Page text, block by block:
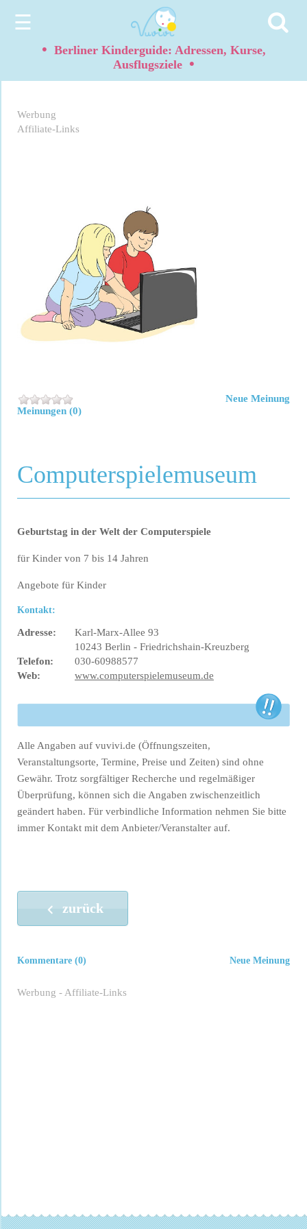
☰
• Berliner Kinderguide: Adressen, Kurse,
Ausflugsziele •
Werbung
Affiliate-Links
Meinungen (0)
Neue Meinung
Computerspielemuseum
Geburtstag in der Welt der Computerspiele
für Kinder von 7 bis 14 Jahren
Angebote für Kinder
Kontakt:
Adresse:
Karl-Marx-Allee 93
10243 Berlin - Friedrichshain-Kreuzberg
Telefon:
030-60988577
Web:
www.computerspielemuseum.de
Alle Angaben auf vuvivi.de (Öffnungszeiten,
Veranstaltungsorte, Termine, Preise und Zeiten) sind ohne
Gewähr. Trotz sorgfältiger Recherche und regelmäßiger
Überprüfung, können sich die Angaben zwischenzeitlich
geändert haben. Für verbindliche Information nehmen Sie bitte
immer Kontakt mit dem Anbieter/Veranstalter auf.
zurück
Neue Meinung
Kommentare (0)
Werbung - Affiliate-Links